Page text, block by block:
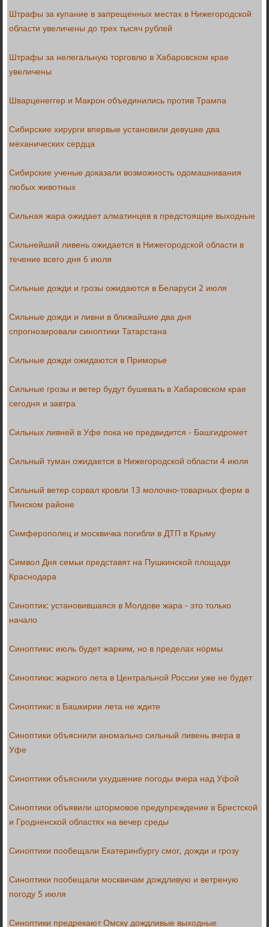
Штрафы за купание в запрещенных местах в Нижегородской
области увеличены до трех тысяч рублей
Штрафы за нелегальную торговлю в Хабаровском крае
увеличены
Шварценеггер и Макрон объединились против Трампа
Сибирские хирурги впервые установили девушке два
механических сердца
Сибирские ученые доказали возможность одомашнивания
любых животных
Сильная жара ожидает алматинцев в предстоящие выходные
Сильнейший ливень ожидается в Нижегородской области в
течение всего дня 6 июля
Сильные дожди и грозы ожидаются в Беларуси 2 июля
Сильные дожди и ливни в ближайшие два дня
спрогнозировали синоптики Татарстана
Сильные дожди ожидаются в Приморье
Сильные грозы и ветер будут бушевать в Хабаровском крае
сегодня и завтра
Сильных ливней в Уфе пока не предвидится - Башгидромет
Сильный туман ожидается в Нижегородской области 4 июля
Сильный ветер сорвал кровли 13 молочно-товарных ферм в
Пинском районе
Симферополец и москвичка погибли в ДТП в Крыму
Символ Дня семьи представят на Пушкинской площади
Краснодара
Синоптик: установившаяся в Молдове жара - это только
начало
Синоптики: июль будет жарким, но в пределах нормы
Синоптики: жаркого лета в Центральной России уже не будет
Синоптики: в Башкирии лета не ждите
Синоптики объяснили аномально сильный ливень вчера в
Уфе
Синоптики объяснили ухудшение погоды вчера над Уфой
Синоптики объявили штормовое предупреждение в Брестской
и Гродненской областях на вечер среды
Синоптики пообещали Екатеринбургу смог, дожди и грозу
Синоптики пообещали москвичам дождливую и ветреную
погоду 5 июля
Синоптики предрекают Омску дождливые выходные